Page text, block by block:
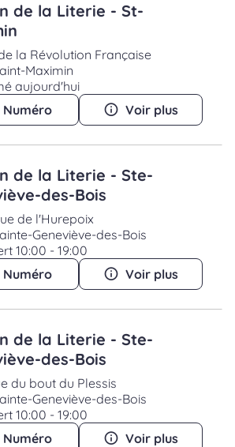
de la Literie - St-
la Révolution Française
Maximin
aujourd'hui
Numéro
Voir plus
de la Literie - Ste-
des-Bois
de l'Hurepoix
Geneviève-des-Bois
10:00 - 19:00
Numéro
Voir plus
de la Literie - Ste-
des-Bois
du bout du Plessis
Geneviève-des-Bois
10:00 - 19:00
Numéro
Voir plus